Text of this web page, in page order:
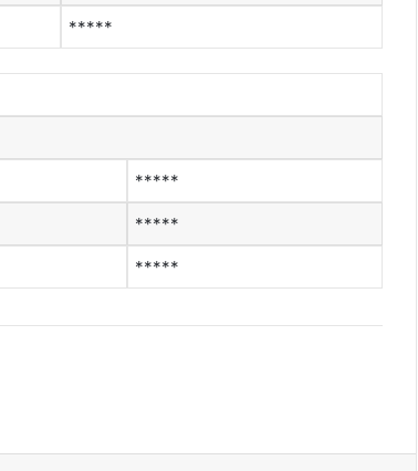
*****
*****
*****
*****